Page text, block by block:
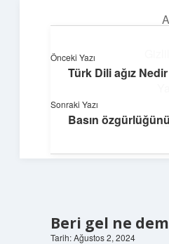
Parlak
Işıltılı önerilerle
Beri gel ne
Tarih: Ağustos 2, 2024
Önceki Yazı
Türk Dili ağız Nedir
Sonraki Yazı
Basın